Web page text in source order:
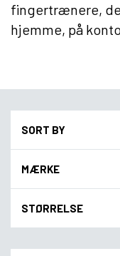
fingertrænere,
hjemme, på
SORT BY
MÆRKE
STØRRELSE